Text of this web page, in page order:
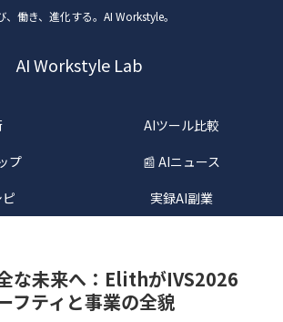
、働き、進化する。AI Workstyle。
AI Workstyle Lab
AIツール比較
プ
📰 AIニュース
実録AI副業
な未来へ：ElithがIVS2026
フティと事業の全貌